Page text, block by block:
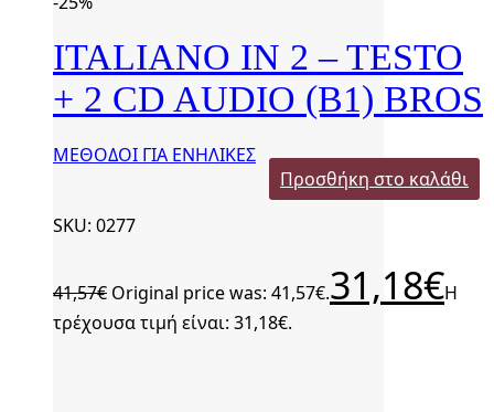
ITALIANO IN 2 – TESTO
+ 2 CD AUDIO (B1) BROS
ΜΕΘΟΔΟΙ ΓΙΑ ΕΝΗΛΙΚΕΣ
Προσθήκη στο καλάθι
SKU: 0277
41,57€ Original price was: 41,57€.31,18€Η
τρέχουσα τιμή είναι: 31,18€.